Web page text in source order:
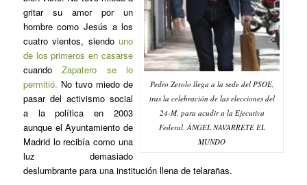
Pedro Zerolo llega a la sede del PSOE,
tras la celebración de las elecciones del
24-M, para acudir a la Ejecutiva
Federal. ÁNGEL NAVARRETE EL
MUNDO
gritar su amor por un
hombre como Jesús a los
cuatro vientos, siendouno
de los primeros en casarse
cuandoZapatero se lo
permitió. No tuvo miedo de
pasar del activismo social
a la política en 2003
aunque el Ayuntamiento de
Madrid lo recibía como una
luz demasiado
deslumbrante para una institución llena de telarañas.